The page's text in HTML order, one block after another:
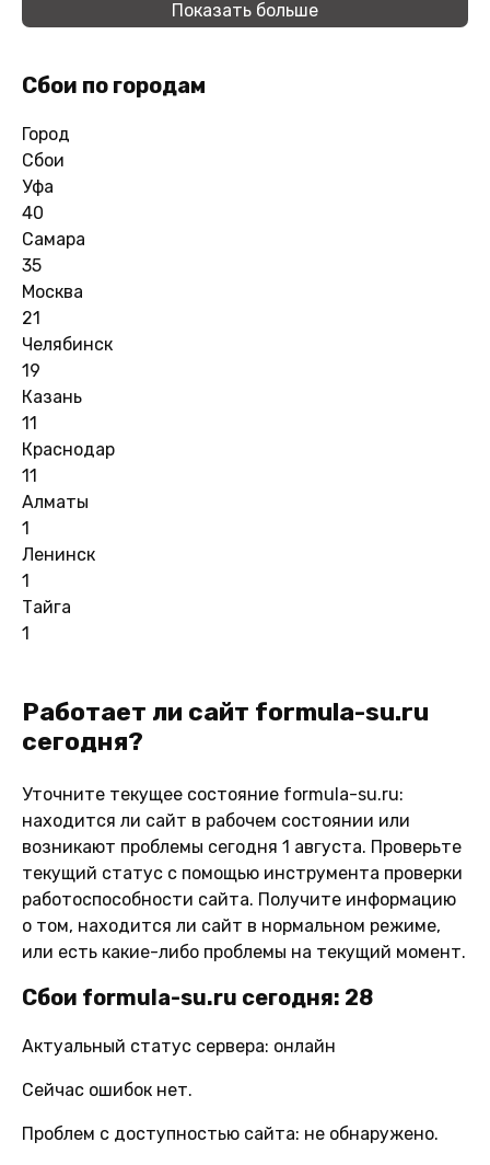
Показать больше
Сбои по городам
Город
Сбои
Уфа
40
Самара
35
Москва
21
Челябинск
19
Казань
11
Краснодар
11
Алматы
1
Ленинск
1
Тайга
1
Работает ли сайт formula-su.ru
сегодня?
Уточните текущее состояние formula-su.ru:
находится ли сайт в рабочем состоянии или
возникают проблемы сегодня 1 августа. Проверьте
текущий статус с помощью инструмента проверки
работоспособности сайта. Получите информацию
о том, находится ли сайт в нормальном режиме,
или есть какие-либо проблемы на текущий момент.
Сбои formula-su.ru сегодня: 28
Актуальный статус сервера: онлайн
Сейчас ошибок нет.
Проблем с доступностью сайта: не обнаружено.